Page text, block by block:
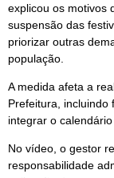
explicou os motivos
suspensão das
priorizar outras
população.
A medida afeta a
Prefeitura, incluindo
integrar o
No vídeo, o gestor
responsabilidade